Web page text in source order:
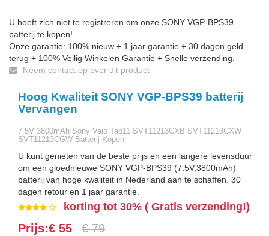
U hoeft zich niet te registreren om onze SONY VGP-BPS39
batterij te kopen!
Onze garantie: 100% nieuw + 1 jaar garantie + 30 dagen geld
terug + 100% Veilig Winkelen Garantie + Snelle verzending.
Neem contact op over dit product
Hoog Kwaliteit SONY VGP-BPS39 batterij
Vervangen
7.5V 3800mAh Sony Vaio Tap11 SVT11213CXB SVT11213CXW
SVT11213CGW Batterij Kopen
U kunt genieten van de beste prijs en een langere levensduur
om een gloednieuwe SONY VGP-BPS39 (7.5V,3800mAh)
batterij van hoge kwaliteit in Nederland aan te schaffen. 30
dagen retour en 1 jaar garantie.
korting tot 30% ( Gratis verzending!)
Prijs:€ 55 € 79